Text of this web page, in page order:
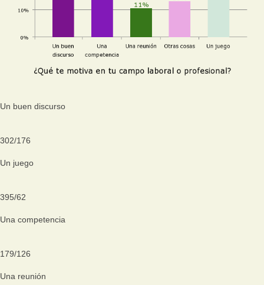
Un buen discurso
302/176
Un juego
395/62
Una competencia
179/126
Una reunión